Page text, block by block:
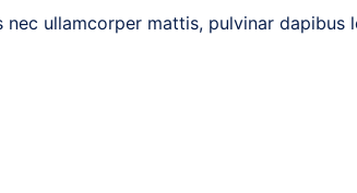
ullamcorper mattis, pulvinar dapibus